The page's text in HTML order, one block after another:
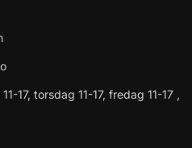
17, torsdag 11-17, fredag 11-17 ,